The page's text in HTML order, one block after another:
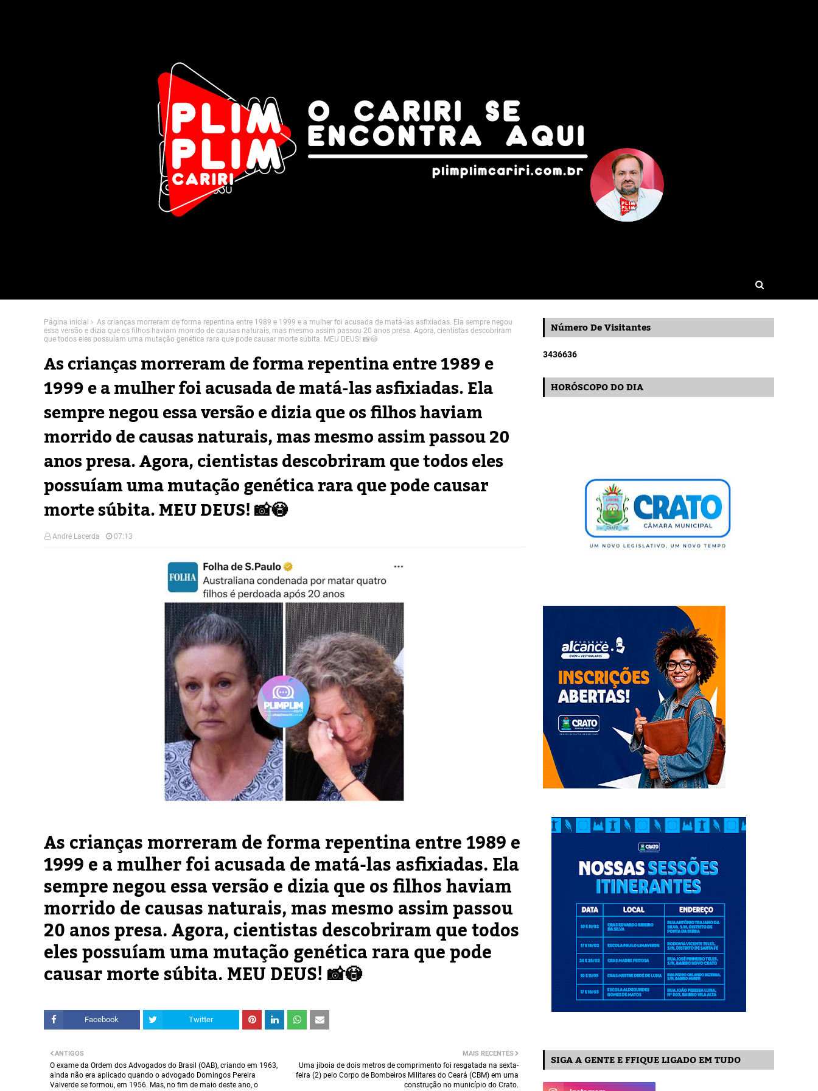
Página inicial
As crianças morreram de forma repentina entre 1989 e 1999 e a mulher foi acusada de matá-las asfixiadas. Ela sempre negou
essa versão e dizia que os filhos haviam morrido de causas naturais, mas mesmo assim passou 20 anos presa. Agora, cientistas descobriram
que todos eles possuíam uma mutação genética rara que pode causar morte súbita. MEU DEUS! 📸😳
As crianças morreram de forma repentina entre 1989 e
1999 e a mulher foi acusada de matá-las asfixiadas. Ela
sempre negou essa versão e dizia que os filhos haviam
morrido de causas naturais, mas mesmo assim passou 20
anos presa. Agora, cientistas descobriram que todos eles
possuíam uma mutação genética rara que pode causar
morte súbita. MEU DEUS! 📸😳
André Lacerda 07:13
As crianças morreram de forma repentina entre 1989 e
1999 e a mulher foi acusada de matá-las asfixiadas. Ela
sempre negou essa versão e dizia que os filhos haviam
morrido de causas naturais, mas mesmo assim passou
20 anos presa. Agora, cientistas descobriram que todos
eles possuíam uma mutação genética rara que pode
causar morte súbita. MEU DEUS! 📸😳
Facebook Twitter
MAIS RECENTES
Uma jiboia de dois metros de comprimento foi resgatada na sexta-
feira (2) pelo Corpo de Bombeiros Militares do Ceará (CBM) em uma
construção no município do Crato.
ANTIGOS
O exame da Ordem dos Advogados do Brasil (OAB), criando em 1963,
ainda não era aplicado quando o advogado Domingos Pereira
Valverde se formou, em 1956. Mas, no fim de maio deste ano, o
Número De Visitantes
3436636
HORÓSCOPO DO DIA
SIGA A GENTE E FFIQUE LIGADO EM TUDO